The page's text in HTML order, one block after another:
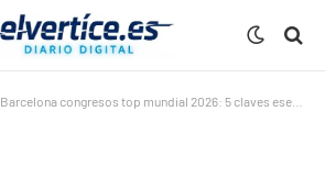
Barcelona congresos top mundial 2026: 5 claves esenciales del ascenso a la élite MICE global